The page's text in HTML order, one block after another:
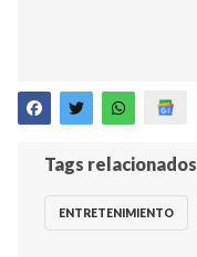
Tags relacionados
ENTRETENIMIENTO